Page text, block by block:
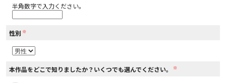
半角数字で入力ください。
性別 ※
本作品をどこで知りましたか？いくつでも選んでください。 ※